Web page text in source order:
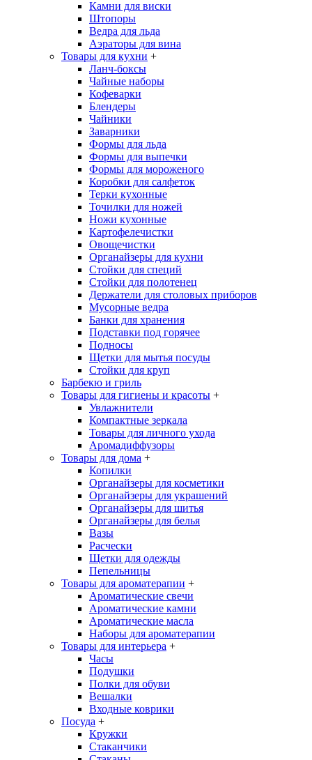
Камни для виски
Штопоры
Ведра для льда
Аэраторы для вина
Товары для кухни +
Ланч-боксы
Чайные наборы
Кофеварки
Блендеры
Чайники
Заварники
Формы для льда
Формы для выпечки
Формы для мороженого
Коробки для салфеток
Терки кухонные
Точилки для ножей
Ножи кухонные
Картофелечистки
Овощечистки
Органайзеры для кухни
Стойки для специй
Стойки для полотенец
Держатели для столовых приборов
Мусорные ведра
Банки для хранения
Подставки под горячее
Подносы
Щетки для мытья посуды
Стойки для круп
Барбекю и гриль
Товары для гигиены и красоты +
Увлажнители
Компактные зеркала
Товары для личного ухода
Аромадиффузоры
Товары для дома +
Копилки
Органайзеры для косметики
Органайзеры для украшений
Органайзеры для шитья
Органайзеры для белья
Вазы
Расчески
Щетки для одежды
Пепельницы
Товары для ароматерапии +
Ароматические свечи
Ароматические камни
Ароматические масла
Наборы для ароматерапии
Товары для интерьера +
Часы
Подушки
Полки для обуви
Вешалки
Входные коврики
Посуда +
Кружки
Стаканчики